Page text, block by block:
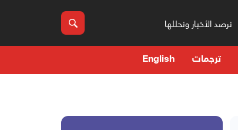
نرصد الأخبار ونحللها
ترجمات English